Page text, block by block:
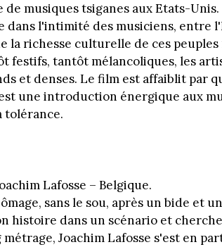
musiques tsiganes aux Etats-
dans l'intimité des musiciens, entre
la richesse culturelle de ces peuples
festifs, tantôt mélancoliques, les
et denses. Le film est affaiblit par
une introduction énergique aux
tolérance.
Lafosse – Belgique.
sans le sou, après un bide et
histoire dans un scénario et
Joachim Lafosse s'est en